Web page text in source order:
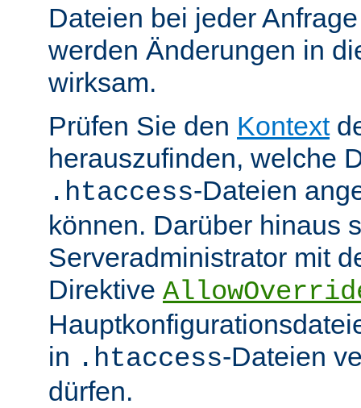
Dateien bei jeder
werden Änderungen in
wirksam.
Prüfen Sie den Kontext
herauszufinden, welche
.htaccess-Dateien
können. Darüber hinaus
Serveradministrator mit
Direktive
in .htaccess-Dateien
dürfen.